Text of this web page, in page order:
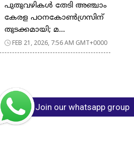
പുതുവഴികൾ തേടി അഞ്ചാം
കേരള പഠനകോൺഗ്രസിന്
തുടക്കമായി; മ...
FEB 21, 2026, 7:56 AM GMT+0000
Join our whatsapp group